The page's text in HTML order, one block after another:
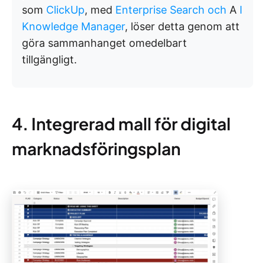
som ClickUp, med Enterprise Search och A I
Knowledge Manager, löser detta genom att
göra sammanhanget omedelbart
tillgängligt.
4. Integrerad mall för digital
marknadsföringsplan